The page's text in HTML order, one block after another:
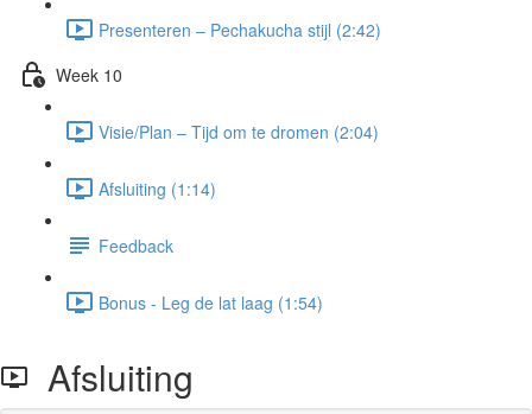
Presenteren – Pechakucha stijl (2:42)
Week 10
Visie/Plan – Tijd om te dromen (2:04)
Afsluiting (1:14)
Feedback
Bonus - Leg de lat laag (1:54)
Afsluiting